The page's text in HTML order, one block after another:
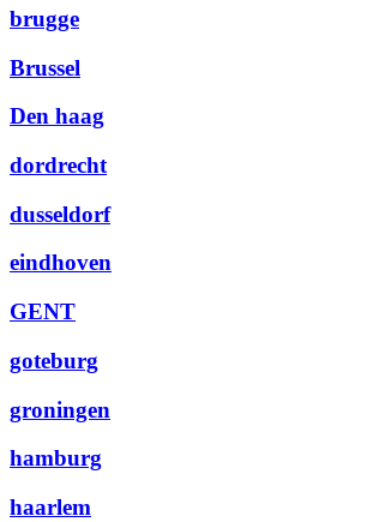
brugge
Brussel
Den haag
dordrecht
dusseldorf
eindhoven
GENT
goteburg
groningen
hamburg
haarlem